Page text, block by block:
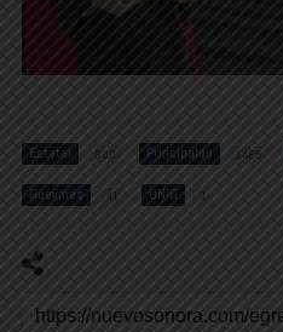
Estatal 800 Principales 1485
Guaymas 41 UNIG 1